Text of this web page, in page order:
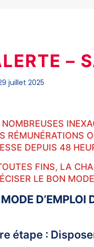
–
juillet 2025
NOMBREUSES
RÉMUNÉRATIONS
DEPUIS 48
FINS, LA
LE BON
MODE D’EMPLOI
étape :